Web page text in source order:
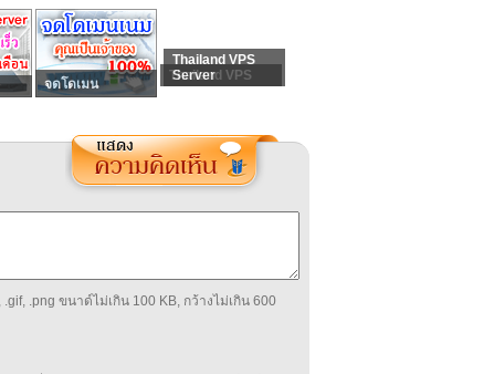
จดโดเมน
Thailand VPS
Thailand VPS
Server
.png ขนาด์ไม่เกิน 100 KB, กว้างไม่เกิน 600